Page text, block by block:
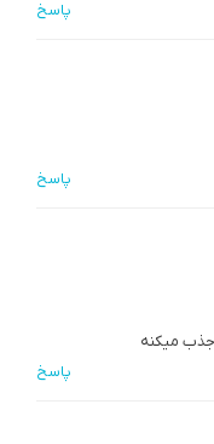
پاسخ
پاسخ
جذب میکنه
پاسخ